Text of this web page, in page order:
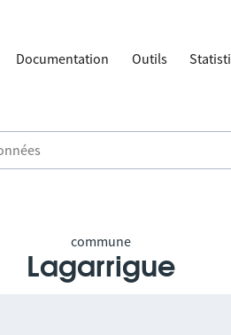
Documentation Outils
commune
Lagarrigue